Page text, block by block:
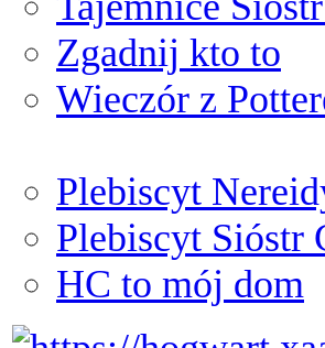
Zgadnij kto to
Wieczór z
Plebiscyt
Plebiscyt Sióstr
HC to mój dom